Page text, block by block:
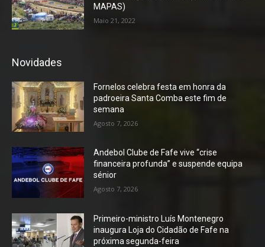
MAPAS)
Maio 21, 2022
Novidades
Fornelos celebra festa em honra da
padroeira Santa Comba este fim de
semana
Agosto 7, 2026
Andebol Clube de Fafe vive “crise
financeira profunda” e suspende equipa
sénior
Agosto 7, 2026
Primeiro-ministro Luís Montenegro
inaugura Loja do Cidadão de Fafe na
próxima segunda-feira